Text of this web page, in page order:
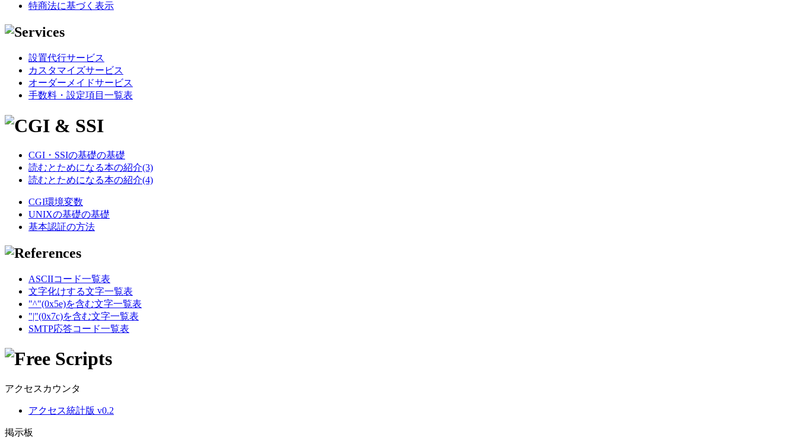
特商法に基づく表示
設置代行サービス
カスタマイズサービス
オーダーメイドサービス
手数料・設定項目一覧表
CGI・SSIの基礎の基礎
読むとためになる本の紹介(3)
読むとためになる本の紹介(4)
CGI環境変数
UNIXの基礎の基礎
基本認証の方法
ASCIIコード一覧表
文字化けする文字一覧表
"^"(0x5e)を含む文字一覧表
"|"(0x7c)を含む文字一覧表
SMTP応答コード一覧表
アクセスカウンタ
アクセス統計版 v0.2
掲示板